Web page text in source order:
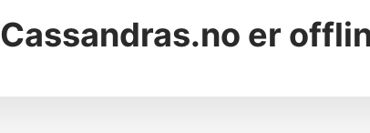
Cassandras.no er